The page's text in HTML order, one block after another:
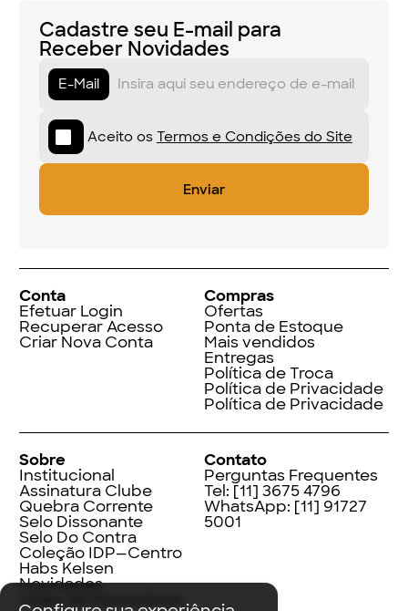
Cadastre seu E-mail para
Receber Novidades
E-Mail
Aceito os Termos e Condições do Site
Conta
Efetuar Login
Recuperar Acesso
Criar Nova Conta
Compras
Ofertas
Ponta de Estoque
Mais vendidos
Entregas
Política de Troca
Política de Privacidade
Política de Privacidade
Sobre
Institucional
Assinatura Clube
Quebra Corrente
Selo Dissonante
Selo Do Contra
Coleção IDP—Centro
Habs Kelsen
Novidades
Index de Pensadores
Contato
Perguntas Frequentes
Tel: [11] 3675 4796
WhatsApp: [11] 91727
5001